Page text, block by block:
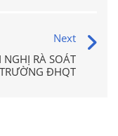
Next
RÀ SOÁT
ĐHQT